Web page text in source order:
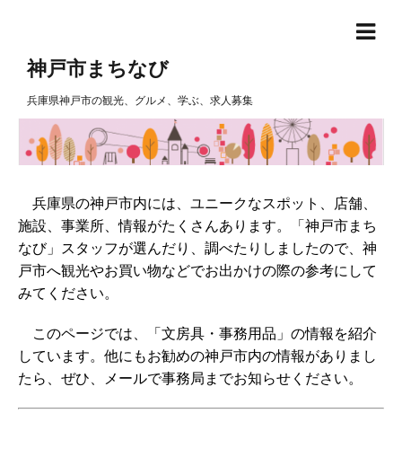
神戸市まちなび
兵庫県神戸市の観光、グルメ、学ぶ、求人募集
兵庫県の神戸市内には、ユニークなスポット、店舗、
施設、事業所、情報がたくさんあります。「神戸市まち
なび」スタッフが選んだり、調べたりしましたので、神
戸市へ観光やお買い物などでお出かけの際の参考にして
みてください。
このページでは、「文房具・事務用品」の情報を紹介
しています。他にもお勧めの神戸市内の情報がありまし
たら、ぜひ、メールで事務局までお知らせください。